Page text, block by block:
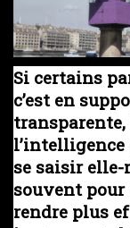
Si certains
c’est en
se saisir elle-
souvent pour
rendre plus